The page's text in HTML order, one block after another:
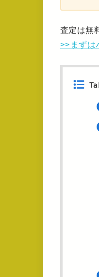
査定は無
>>まずは